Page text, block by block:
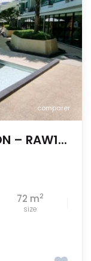
comparer
– RAW1...
72 m2
size